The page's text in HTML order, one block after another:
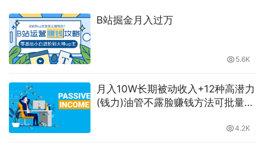
B站掘金月入过万
5.6K
月入10W长期被动收入+12种高潜力
(钱力)油管不露脸赚钱方法可批量复
4.2K